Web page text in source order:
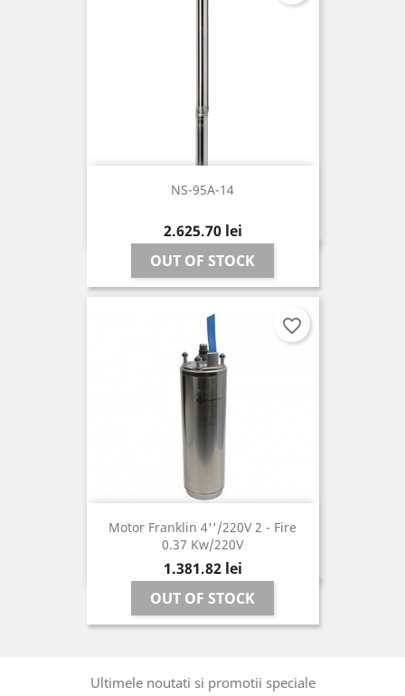
NS-95A-14
Pret
2.625,70 lei
OUT OF STOCK
Motor Franklin 4''/220V 2 - Fire
0.37 Kw/220V
Pret
1.381,82 lei
OUT OF STOCK
favorite_border
Ultimele noutati si promotii speciale